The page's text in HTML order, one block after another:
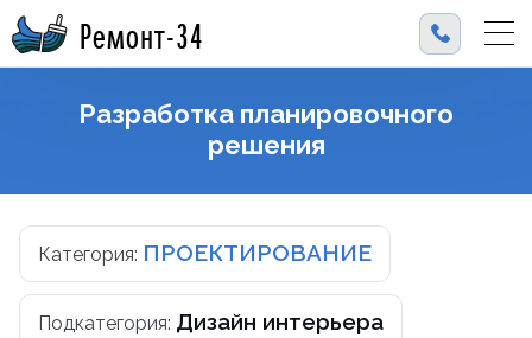
Ремонт-34
Разработка планировочного
решения
Категория: ПРОЕКТИРОВАНИЕ
Подкатегория: Дизайн интерьера